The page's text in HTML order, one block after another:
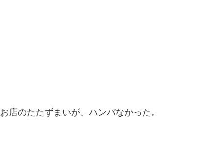
お店のたたずまいが、ハンパなかった。